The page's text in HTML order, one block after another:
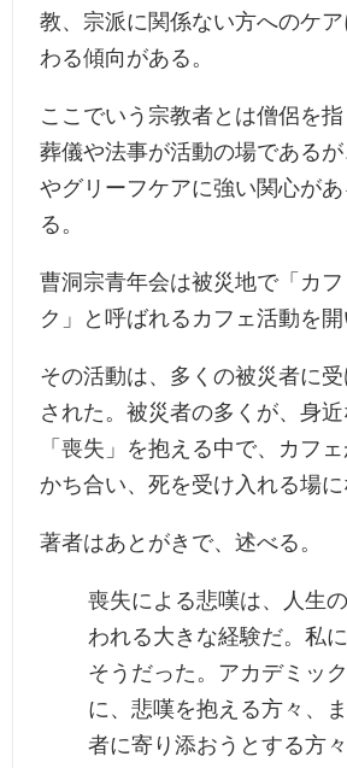
教、宗派に関係ない方へのケ
わる傾向がある。
ここでいう宗教者とは僧侶を
葬儀や法事が活動の場である
やグリーフケアに強い関心が
る。
曹洞宗青年会は被災地で「カ
ク」と呼ばれるカフェ活動を開
その活動は、多くの被災者に
された。被災者の多くが、身
「喪失」を抱える中で、カフ
かち合い、死を受け入れる場に
著者はあとがきで、述べる。
喪失による悲嘆は、人生
われる大きな経験だ。私
そうだった。アカデミッ
に、悲嘆を抱える方々、
者に寄り添おうとする方